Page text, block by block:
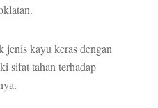
jenis kayu keras dengan
sifat tahan terhadap